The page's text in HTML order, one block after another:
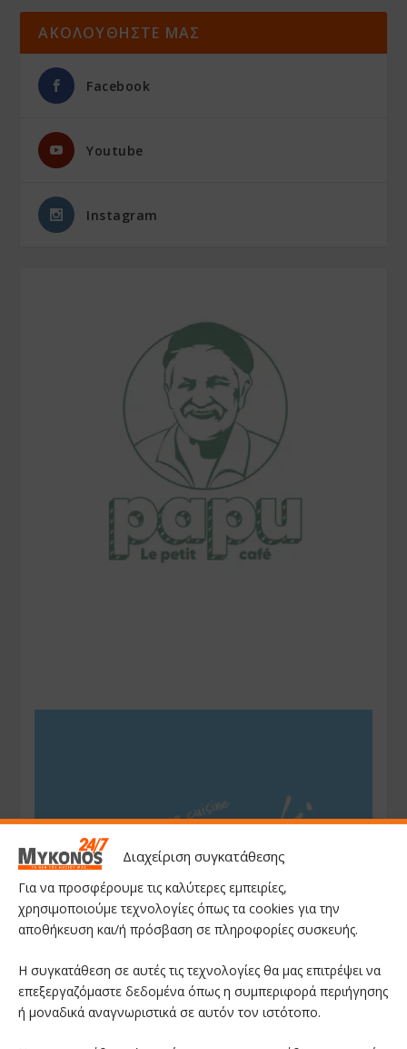
Διαχείριση συγκατάθεσης
Για να προσφέρουμε τις καλύτερες εμπειρίες,
χρησιμοποιούμε τεχνολογίες όπως τα cookies για την
αποθήκευση και/ή πρόσβαση σε πληροφορίες συσκευής.
Η συγκατάθεση σε αυτές τις τεχνολογίες θα μας επιτρέψει να
επεξεργαζόμαστε δεδομένα όπως η συμπεριφορά περιήγησης
ή μοναδικά αναγνωριστικά σε αυτόν τον ιστότοπο.
ΑΚΟΛΟΥΘΗΣΤΕ ΜΑΣ
Facebook
Youtube
Instagram